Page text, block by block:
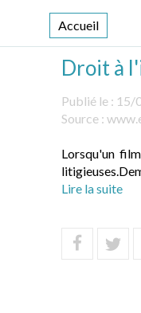
Accueil
Droit à
Publié le : 15/
Source :
Lorsqu'un
Lire la suite